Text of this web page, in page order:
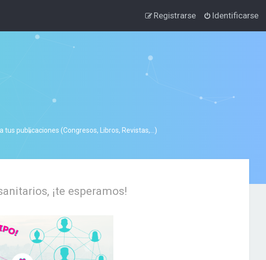
Identificarse
Registrarse
publicaciones (Congresos, Libros, Revistas,...)
¡te esperamos!